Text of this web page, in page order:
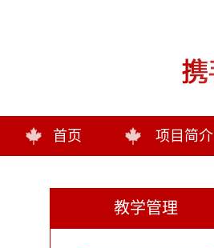
首页 项目简介
教学管理